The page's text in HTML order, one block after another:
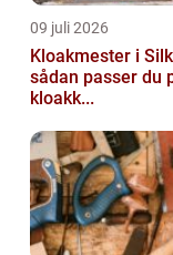
09 juli 2026
Kloakmester i
sådan passer du
kloakk...